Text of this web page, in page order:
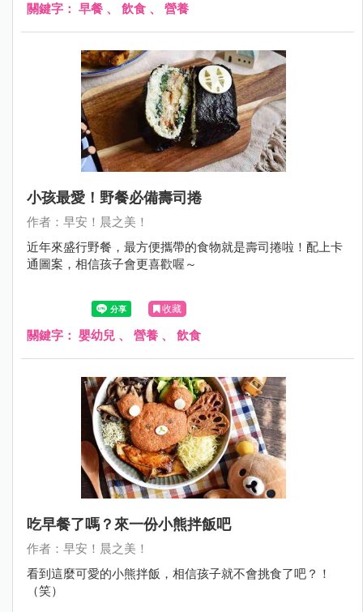
關鍵字： 早餐 、 飲食 、 營養
小孩最愛！野餐必備壽司捲
作者：早安！晨之美！
近年來盛行野餐，最方便攜帶的食物就是壽司捲啦！配上卡
通圖案，相信孩子會更喜歡喔～
收藏
關鍵字： 嬰幼兒 、 營養 、 飲食
吃早餐了嗎？來一份小熊拌飯吧
作者：早安！晨之美！
看到這麼可愛的小熊拌飯，相信孩子就不會挑食了吧？！
（笑）